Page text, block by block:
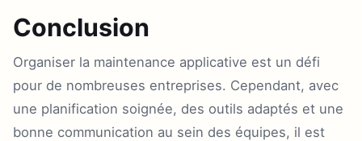
Conclusion
Organiser la maintenance applicative est un défi
pour de nombreuses entreprises. Cependant, avec
une planification soignée, des outils adaptés et une
bonne communication au sein des équipes, il est